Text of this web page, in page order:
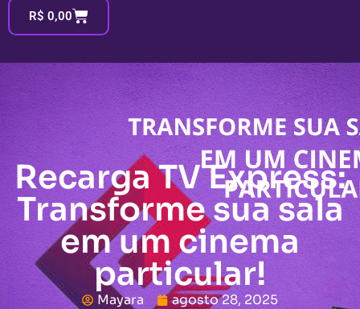
R$ 0,00
Recarga TV Express:
Transforme sua sala
em um cinema
particular!
Mayara agosto 28, 2025